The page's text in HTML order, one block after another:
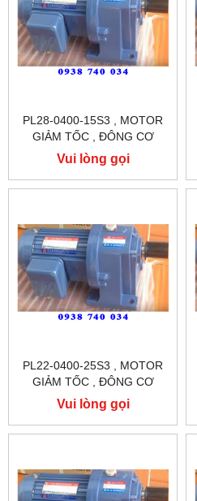
PL28-0400-15S3 , MOTOR
GIẢM TỐC , ĐÔNG CƠ
GIẢM TỐC CHÂN ĐẾ
TUNGLEE
Vui lòng gọi
PL22-0400-25S3 , MOTOR
GIẢM TỐC , ĐÔNG CƠ
GIẢM TỐC CHÂN ĐẾ
TUNGLEE
Vui lòng gọi